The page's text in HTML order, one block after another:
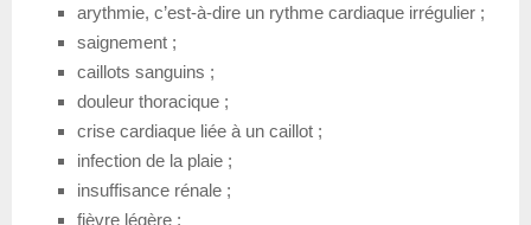
arythmie, c’est-à-dire un rythme cardiaque irrégulier ;
saignement ;
caillots sanguins ;
douleur thoracique ;
crise cardiaque liée à un caillot ;
infection de la plaie ;
insuffisance rénale ;
fièvre légère ;